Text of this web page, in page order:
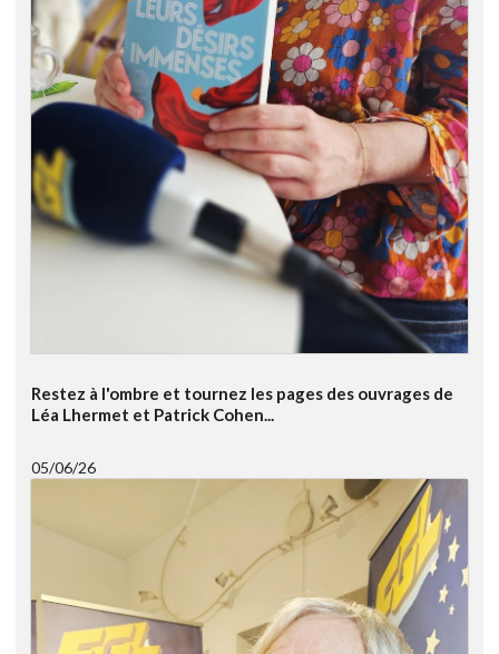
Restez à l'ombre et tournez les pages des ouvrages de
Léa Lhermet et Patrick Cohen...
05/06/26